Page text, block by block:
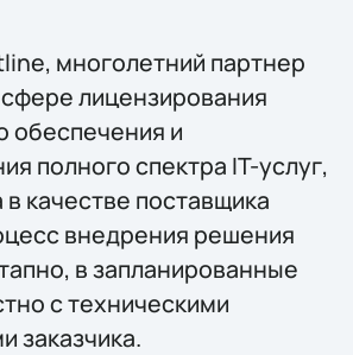
многолетний партнер
лицензирования
обеспечения и
полного спектра IT-услуг,
качестве поставщика
внедрения решения
в запланированные
с техническими
заказчика.